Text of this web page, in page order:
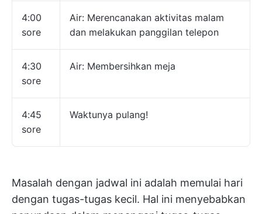
4:00
sore
Air: Merencanakan aktivitas malam
dan melakukan panggilan telepon
4:30
sore
Air: Membersihkan meja
4:45
sore
Waktunya pulang!
Masalah dengan jadwal ini adalah memulai hari
dengan tugas-tugas kecil. Hal ini menyebabkan